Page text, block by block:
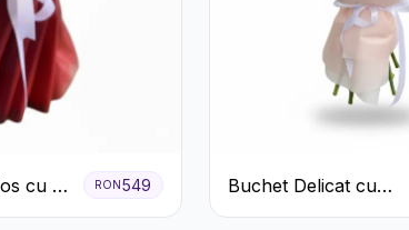
cu 25
RON 549
Buchet Delicat cu
Garoafe Roz și